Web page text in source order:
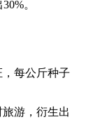
。
每公斤种子
游，衍生出